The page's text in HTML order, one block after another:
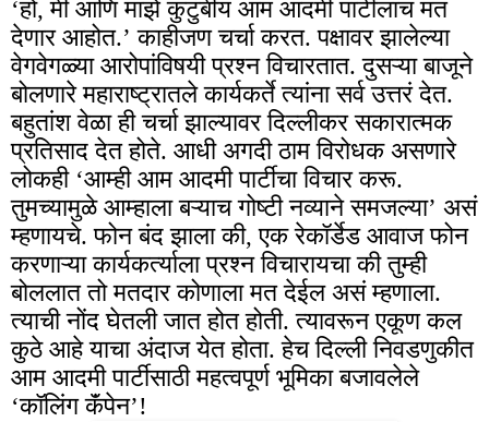
‘हो, मी आणि माझे कुटुंबीय आम आदमी पार्टीलाच मत
देणार आहोत.’ काहीजण चर्चा करत. पक्षावर झालेल्या
वेगवेगळ्या आरोपांविषयी प्रश्न विचारतात. दुसऱ्या बाजूने
बोलणारे महाराष्ट्रातले कार्यकर्ते त्यांना सर्व उत्तरं देत.
बहुतांश वेळा ही चर्चा झाल्यावर दिल्लीकर सकारात्मक
प्रतिसाद देत होते. आधी अगदी ठाम विरोधक असणारे
लोकही ‘आम्ही आम आदमी पार्टीचा विचार करू.
तुमच्यामुळे आम्हाला बऱ्याच गोष्टी नव्याने समजल्या’ असं
म्हणायचे. फोन बंद झाला की, एक रेकॉर्डेड आवाज फोन
करणाऱ्या कार्यकर्त्याला प्रश्न विचारायचा की तुम्ही
बोललात तो मतदार कोणाला मत देईल असं म्हणाला.
त्याची नोंद घेतली जात होत होती. त्यावरून एकूण कल
कुठे आहे याचा अंदाज येत होता. हेच दिल्ली निवडणुकीत
आम आदमी पार्टीसाठी महत्वपूर्ण भूमिका बजावलेले
‘कॉलिंग कॅंपेन’!